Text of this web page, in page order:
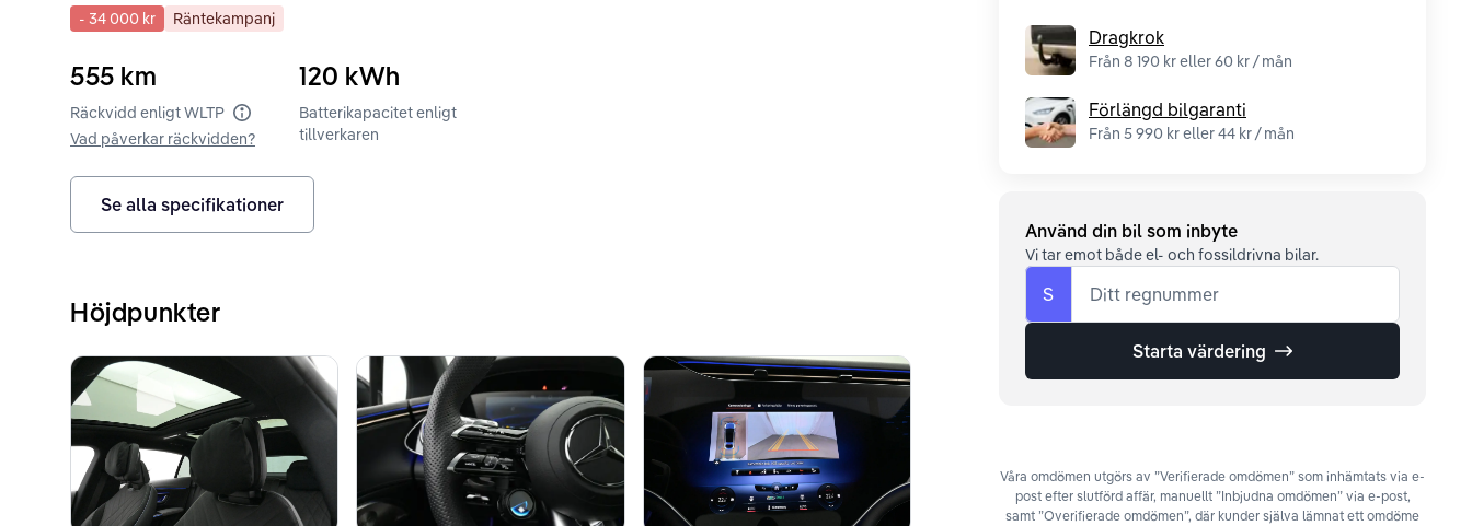
- 34 000 kr Räntekampanj
555 km
Räckvidd enligt WLTP
Vad påverkar räckvidden?
120 kWh
Batterikapacitet enligt
tillverkaren
Se alla specifikationer
Höjdpunkter
Dragkrok
Från 8 190 kr eller 60 kr / mån
Förlängd bilgaranti
Från 5 990 kr eller 44 kr / mån
Använd din bil som inbyte
Vi tar emot både el- och fossildrivna bilar.
S Ditt regnummer
Starta värdering
Våra omdömen utgörs av ”Verifierade omdömen” som inhämtats via e-
post efter slutförd affär, manuellt ”Inbjudna omdömen” via e-post,
samt ”Overifierade omdömen”, där kunder själva lämnat ett omdöme